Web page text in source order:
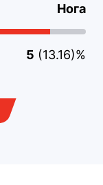
Нога
5 (13.16)%